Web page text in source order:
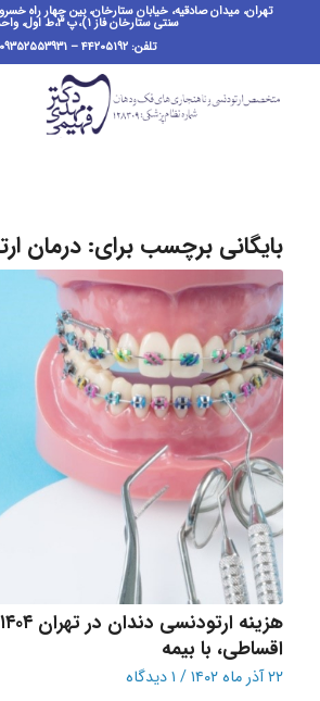
تهران، میدان صادقیه، خیابان ستارخان، بین چهار راه
سنتی ستارخان فاز ۱)،پ ٣،ط اول، واحد یک
تلفن: ۴۴۲۰۵۱۹۲ – ۰۹۳۵۲۵۵۳۹۳۱
بایگانی برچسب برای: درمان
اقساطی، با بیمه
۲۲ آذر ماه ۱۴۰۲ / ۱ دیدگاه